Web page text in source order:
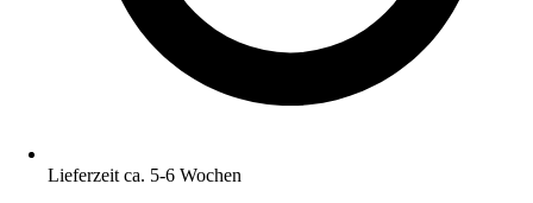
Lieferzeit ca. 5-6 Wochen